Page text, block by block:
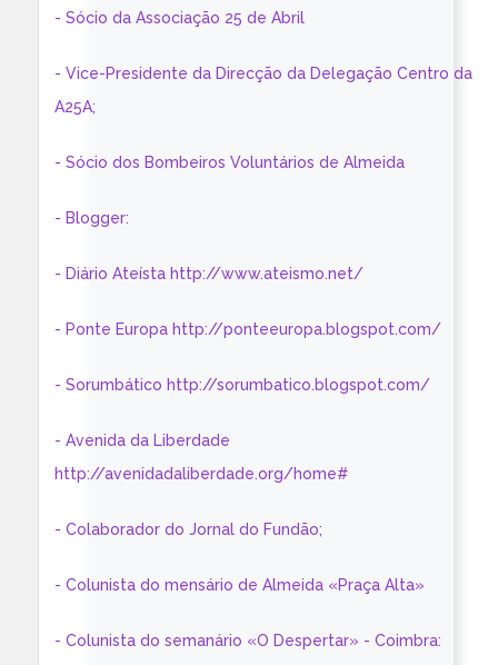
- Sócio da Associação 25 de Abril
- Vice-Presidente da Direcção da Delegação Centro da
A25A;
- Sócio dos Bombeiros Voluntários de Almeida
- Blogger:
- Diário Ateísta http://www.ateismo.net/
- Ponte Europa http://ponteeuropa.blogspot.com/
- Sorumbático http://sorumbatico.blogspot.com/
- Avenida da Liberdade
http://avenidadaliberdade.org/home#
- Colaborador do Jornal do Fundão;
- Colunista do mensário de Almeida «Praça Alta»
- Colunista do semanário «O Despertar» - Coimbra: